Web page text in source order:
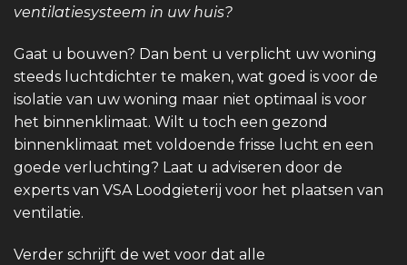
ventilatiesysteem in uw huis?
Gaat u bouwen? Dan bent u verplicht uw woning
steeds luchtdichter te maken, wat goed is voor de
isolatie van uw woning maar niet optimaal is voor
het binnenklimaat. Wilt u toch een gezond
binnenklimaat met voldoende frisse lucht en een
goede verluchting? Laat u adviseren door de
experts van VSA Loodgieterij voor het plaatsen van
ventilatie.
Verder schrijft de wet voor dat alle